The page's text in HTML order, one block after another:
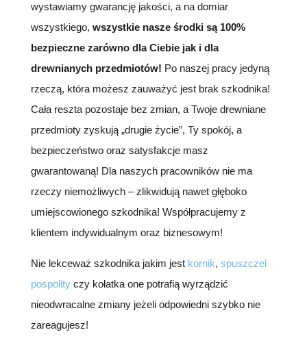
wystawiamy gwarancję jakości, a na domiar
wszystkiego, wszystkie nasze środki są 100%
bezpieczne zarówno dla Ciebie jak i dla
drewnianych przedmiotów! Po naszej pracy jedyną
rzeczą, która możesz zauważyć jest brak szkodnika!
Cała reszta pozostaje bez zmian, a Twoje drewniane
przedmioty zyskują „drugie życie”, Ty spokój, a
bezpieczeństwo oraz satysfakcje masz
gwarantowaną! Dla naszych pracowników nie ma
rzeczy niemożliwych – zlikwidują nawet głęboko
umiejscowionego szkodnika! Współpracujemy z
klientem indywidualnym oraz biznesowym!
Nie lekceważ szkodnika jakim jest kornik, spuszczel
pospolityczy kołatka one potrafią wyrządzić
nieodwracalne zmiany jeżeli odpowiedni szybko nie
zareagujesz!